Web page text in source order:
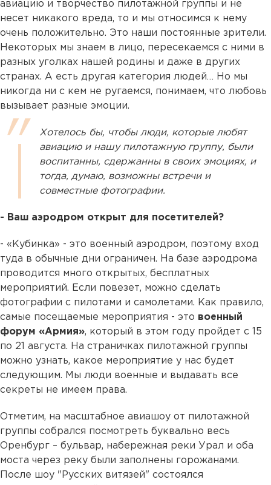
авиацию и творчество пилотажной группы и не
несет никакого вреда, то и мы относимся к нему
очень положительно. Это наши постоянные зрители.
Некоторых мы знаем в лицо, пересекаемся с ними в
разных уголках нашей родины и даже в других
странах. А есть другая категория людей… Но мы
никогда ни с кем не ругаемся, понимаем, что любовь
вызывает разные эмоции.
Хотелось бы, чтобы люди, которые любят
авиацию и нашу пилотажную группу, были
воспитанны, сдержанны в своих эмоциях, и
тогда, думаю, возможны встречи и
совместные фотографии.
- Ваш аэродром открыт для посетителей?
- «Кубинка» - это военный аэродром, поэтому вход
туда в обычные дни ограничен. На базе аэродрома
проводится много открытых, бесплатных
мероприятий. Если повезет, можно сделать
фотографии с пилотами и самолетами. Как правило,
самые посещаемые мероприятия - это военный
форум «Армия», который в этом году пройдет с 15
по 21 августа. На страничках пилотажной группы
можно узнать, какое мероприятие у нас будет
следующим. Мы люди военные и выдавать все
секреты не имеем права.
Отметим, на масштабное авиашоу от пилотажной
группы собрался посмотреть буквально весь
Оренбург – бульвар, набережная реки Урал и оба
моста через реку были заполнены горожанами.
После шоу "Русских витязей" состоялся